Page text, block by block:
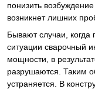
понизить
возникнет лишних
Бывают случаи, когда
ситуации сварочный
мощности, в
разрушаются. Таким
устраняется. В